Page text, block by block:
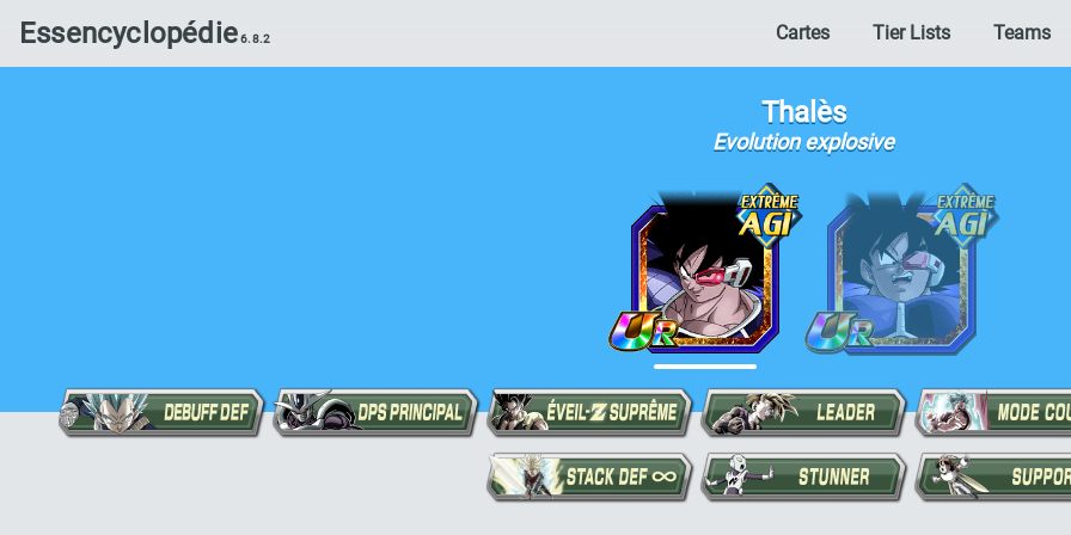
Essencyclopédie Cartes Tier Lists Teams
Thalès
Evolution explosive